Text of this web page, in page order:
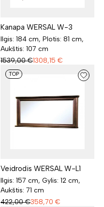
Kanapa WERSAL W-3
Ilgis: 184 cm, Plotis: 81 cm,
Aukštis: 107 cm
1539,00 €1308,15 €
TOP
Veidrodis WERSAL W-L1
Ilgis: 157 cm, Gylis: 12 cm,
Aukštis: 71 cm
422,00 €358,70 €